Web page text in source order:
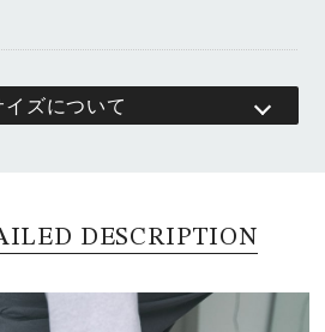
イズについて
DESCRIPTION